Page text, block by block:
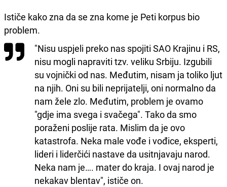
Ističe kako zna da se zna kome je Peti korpus bio
problem.
"Nisu uspjeli preko nas spojiti SAO Krajinu i RS,
nisu mogli napraviti tzv. veliku Srbiju. Izgubili
su vojnički od nas. Međutim, nisam ja toliko ljut
na njih. Oni su bili neprijatelji, oni normalno da
nam žele zlo. Međutim, problem je ovamo
"gdje ima svega i svačega". Tako da smo
poraženi poslije rata. Mislim da je ovo
katastrofa. Neka male vođe i vođice, eksperti,
lideri i liderčići nastave da usitnjavaju narod.
Neka nam je…. mater do kraja. I ovaj narod je
nekakav blentav", ističe on.